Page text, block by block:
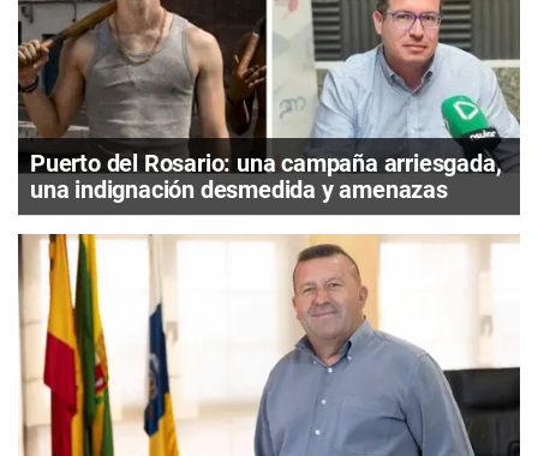
Puerto del Rosario: una campaña arriesgada,
una indignación desmedida y amenazas